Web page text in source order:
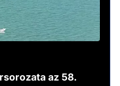
az 58.